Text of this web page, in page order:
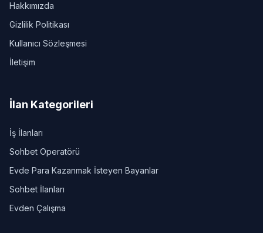
Hakkımızda
Gizlilik Politikası
Kullanıcı Sözleşmesi
İletişim
İlan Kategorileri
İş İlanları
Sohbet Operatörü
Evde Para Kazanmak İsteyen Bayanlar
Sohbet İlanları
Evden Çalışma